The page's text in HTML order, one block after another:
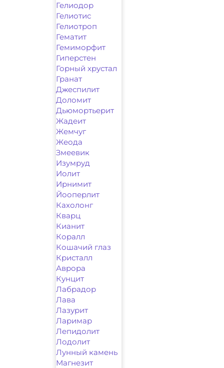
Гелиодор
Гелиотис
Гелиотроп
Гематит
Гемиморфит
Гиперстен
Горный хрустал
Гранат
Джеспилит
Доломит
Дьюмортьерит
Жадеит
Жемчуг
Жеода
Змеевик
Изумруд
Иолит
Ирнимит
Йооперлит
Кахолонг
Кварц
Кианит
Коралл
Кошачий глаз
Кристалл
Аврора
Кунцит
Лабрадор
Лава
Лазурит
Ларимар
Лепидолит
Лодолит
Лунный камень
Магнезит